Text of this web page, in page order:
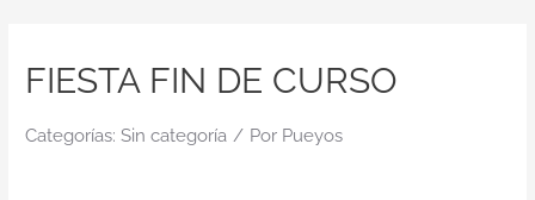
Apoyo personal y familiar
FIESTA FIN DE CURSO
Categorías: Sin categoría / Por Pueyos